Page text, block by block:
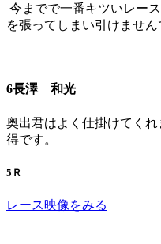
今までで一番キツいレー
を張ってしまい引けません
6長澤 和光
奥出君はよく仕掛けてく
得です。
5Ｒ
レース映像をみる